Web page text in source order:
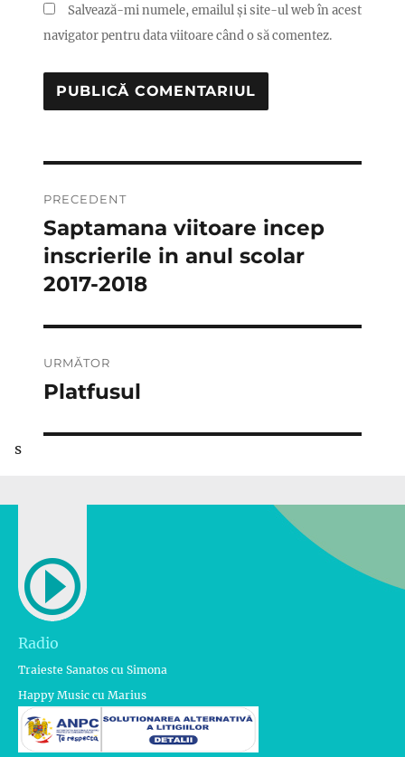
Salvează-mi numele, emailul și site-ul web în acest
navigator pentru data viitoare când o să comentez.
în
articole
PRECEDENT
Articolul
anterior:
Saptamana viitoare incep
inscrierile in anul scolar
2017-2018
URMĂTOR
Articolul
Platfusul
s
Radio
Traieste Sanatos cu Simona
Happy Music cu Marius